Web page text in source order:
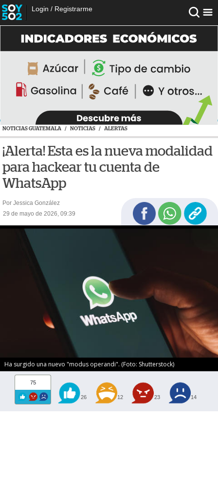
Login / Registrarme
NOTICIAS GUATEMALA / NOTICIAS / ALERTAS
¡Alerta! Esta es la nueva modalidad
para hackear tu cuenta de
WhatsApp
Por Jessica González
29 de mayo de 2026, 09:39
Ha surgido una nuevo "modus operandi". (Foto: Shutterstock)
75
26 12 23 14